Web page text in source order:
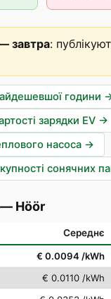
завтра:
години
зарядки EV →
насоса →
сонячних
— Höör
Середнє
€ 0.0094 /kWh
€ 0.0110 /kWh